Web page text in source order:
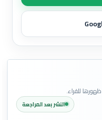
للقراء.
النشر بعد المراجعة